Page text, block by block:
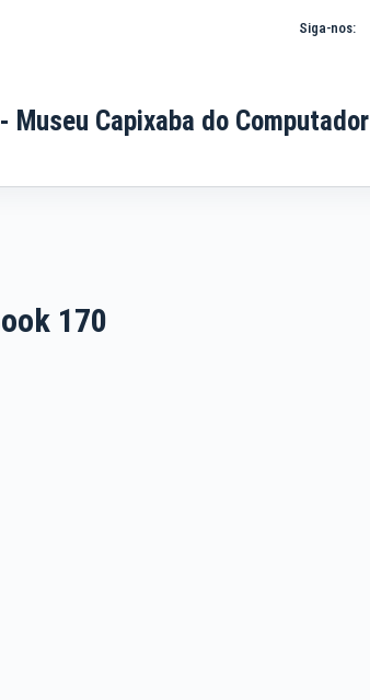
Siga-nos:
Museu Capixaba do Computador
170